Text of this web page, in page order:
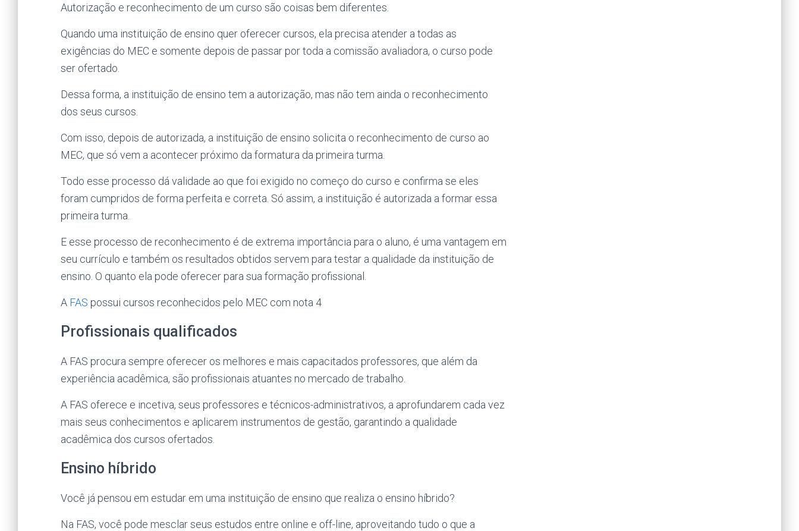
Autorização e reconhecimento de um curso são coisas bem diferentes.
Quando uma instituição de ensino quer oferecer cursos, ela precisa atender a todas as
exigências do MEC e somente depois de passar por toda a comissão avaliadora, o curso pode
ser ofertado.
Dessa forma, a instituição de ensino tem a autorização, mas não tem ainda o reconhecimento
dos seus cursos.
Com isso, depois de autorizada, a instituição de ensino solicita o reconhecimento de curso ao
MEC, que só vem a acontecer próximo da formatura da primeira turma.
Todo esse processo dá validade ao que foi exigido no começo do curso e confirma se eles
foram cumpridos de forma perfeita e correta. Só assim, a instituição é autorizada a formar essa
primeira turma.
E esse processo de reconhecimento é de extrema importância para o aluno, é uma vantagem em
seu currículo e também os resultados obtidos servem para testar a qualidade da instituição de
ensino. O quanto ela pode oferecer para sua formação profissional.
A FAS possui cursos reconhecidos pelo MEC com nota 4
Profissionais qualificados
A FAS procura sempre oferecer os melhores e mais capacitados professores, que além da
experiência acadêmica, são profissionais atuantes no mercado de trabalho.
A FAS oferece e incetiva, seus professores e técnicos-administrativos, a aprofundarem cada vez
mais seus conhecimentos e aplicarem instrumentos de gestão, garantindo a qualidade
acadêmica dos cursos ofertados.
Ensino híbrido
Você já pensou em estudar em uma instituição de ensino que realiza o ensino híbrido?
Na FAS, você pode mesclar seus estudos entre online e off-line, aproveitando tudo o que a